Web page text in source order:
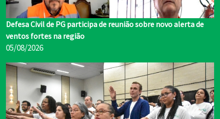
Defesa Civil de PG participa de reunião sobre novo alerta de
ventos fortes na região
05/08/2026